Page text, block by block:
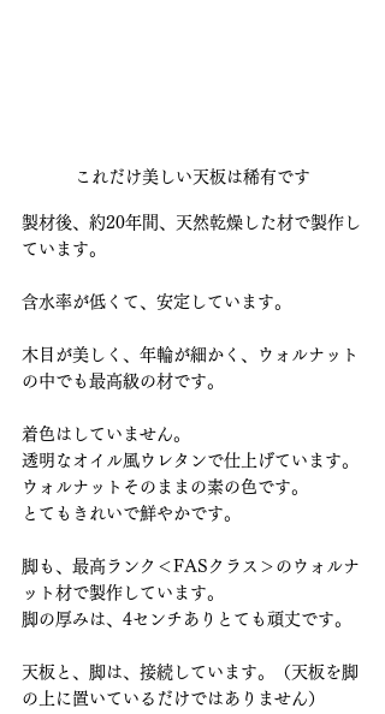
これだけ美しい天板は稀有です
製材後、約20年間、天然乾燥した材で製作し
ています。
含水率が低くて、安定しています。
木目が美しく、年輪が細かく、ウォルナット
の中でも最高級の材です。
着色はしていません。
透明なオイル風ウレタンで仕上げています。
ウォルナットそのままの素の色です。
とてもきれいで鮮やかです。
脚も、最高ランク＜FASクラス＞のウォルナ
ット材で製作しています。
脚の厚みは、4センチありとても頑丈です。
天板と、脚は、接続しています。（天板を脚
の上に置いているだけではありません）